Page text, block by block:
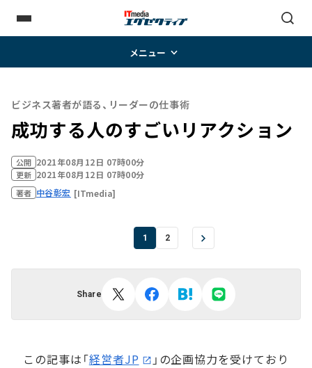
メニュー
ビジネス著者が語る、リーダーの仕事術
成功する人のすごいリアクション
公開 2021年08月12日 07時00分
更新 2021年08月12日 07時00分
著者 中谷彰宏 [ITmedia]
1 2
Share
この記事は「経営者JP
」の企画協力を受けており